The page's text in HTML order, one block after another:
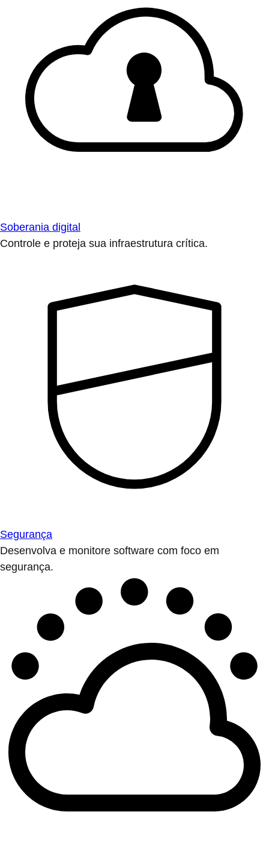
Soberania digital
Controle e proteja sua infraestrutura crítica.
Segurança
Desenvolva e monitore software com foco em
segurança.